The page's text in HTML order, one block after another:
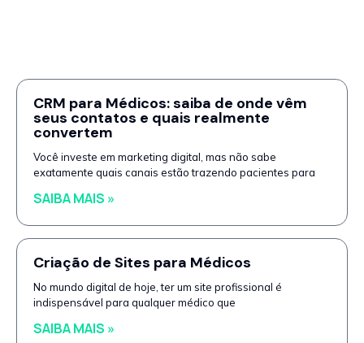
CRM para Médicos: saiba de onde vêm
seus contatos e quais realmente
convertem
Você investe em marketing digital, mas não sabe
exatamente quais canais estão trazendo pacientes para
SAIBA MAIS »
Criação de Sites para Médicos
No mundo digital de hoje, ter um site profissional é
indispensável para qualquer médico que
SAIBA MAIS »